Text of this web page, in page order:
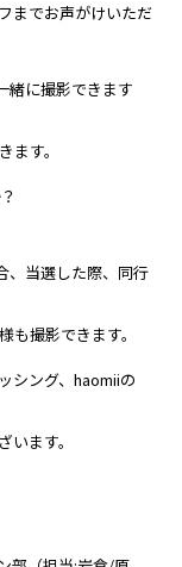
までお声がけいただ
緒に撮影できます
す。
、当選した際、同行
撮影できます。
シング、haomiiの
ます。